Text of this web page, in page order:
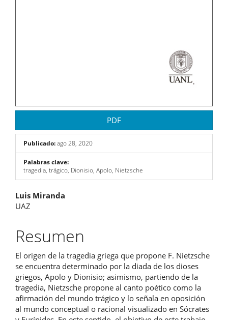
PDF
Publicado:ago 28, 2020
Palabras clave:
tragedia, trágico, Dionisio, Apolo, Nietzsche
Contenido
principal
del
artículo
Luis Miranda
UAZ
Resumen
El origen de la tragedia griega que propone F. Nietzsche
se encuentra determinado por la diada de los dioses
griegos, Apolo y Dionisio; asimismo, partiendo de la
tragedia, Nietzsche propone al canto poético como la
afirmación del mundo trágico y lo señala en oposición
al mundo conceptual o racional visualizado en Sócrates